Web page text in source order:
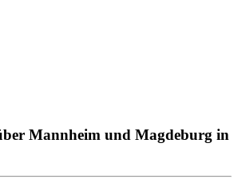
Mannheim und Magdeburg in